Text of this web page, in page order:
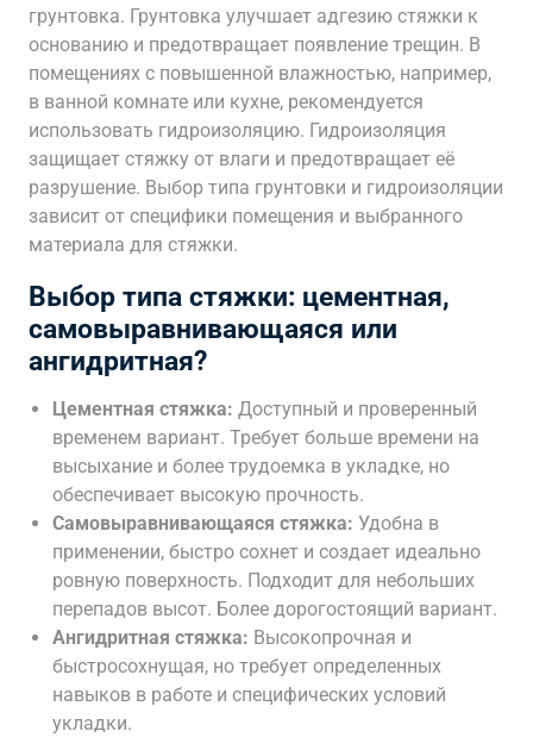
грунтовка. Грунтовка улучшает адгезию стяжки к
основанию и предотвращает появление трещин. В
помещениях с повышенной влажностью, например,
в ванной комнате или кухне, рекомендуется
использовать гидроизоляцию. Гидроизоляция
защищает стяжку от влаги и предотвращает её
разрушение. Выбор типа грунтовки и гидроизоляции
зависит от специфики помещения и выбранного
материала для стяжки.
Выбор типа стяжки: цементная,
самовыравнивающаяся или
ангидритная?
Цементная стяжка: Доступный и проверенный
временем вариант. Требует больше времени на
высыхание и более трудоемка в укладке, но
обеспечивает высокую прочность.
Самовыравнивающаяся стяжка: Удобна в
применении, быстро сохнет и создает идеально
ровную поверхность. Подходит для небольших
перепадов высот. Более дорогостоящий вариант.
Ангидритная стяжка: Высокопрочная и
быстросохнущая, но требует определенных
навыков в работе и специфических условий
укладки.